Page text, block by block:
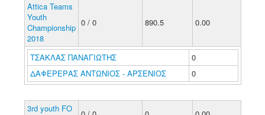
Attica Teams
Youth
Championship
2018
0 / 0 890.5 0.00
ΤΣΑΚΛΑΣ ΠΑΝΑΓΙΩΤΗΣ
0
ΔΑΦΕΡΕΡΑΣ ΑΝΤΩΝΙΟΣ - ΑΡΣΕΝΙΟΣ
0
3rd youth FO